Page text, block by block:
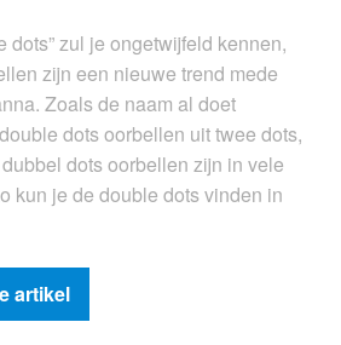
dots” zul je ongetwijfeld kennen,
zijn een nieuwe trend mede
Zoals de naam al doet
dots oorbellen uit twee dots,
dots oorbellen zijn in vele
kun je de double dots vinden in
artikel